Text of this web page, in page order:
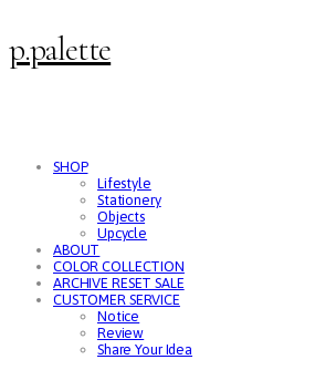
p.palette
SHOP
Lifestyle
Stationery
Objects
Upcycle
ABOUT
COLOR COLLECTION
ARCHIVE RESET SALE
CUSTOMER SERVICE
Notice
Review
Share Your Idea